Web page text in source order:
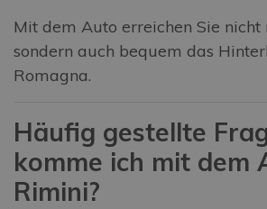
Mit dem Auto erreichen Sie nicht
sondern auch bequem das
Romagna.
Häufig gestellte
komme ich mit dem
Rimini?